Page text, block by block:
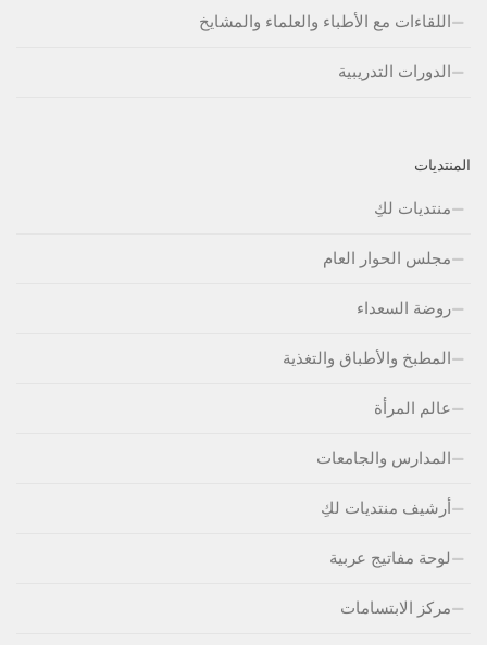
اللقاءات مع الأطباء والعلماء والمشايخ
الدورات التدريبية
المنتديات
منتديات لكِ
مجلس الحوار العام
روضة السعداء
المطبخ والأطباق والتغذية
عالم المرأة
المدارس والجامعات
أرشيف منتديات لكِ
لوحة مفاتيج عربية
مركز الابتسامات